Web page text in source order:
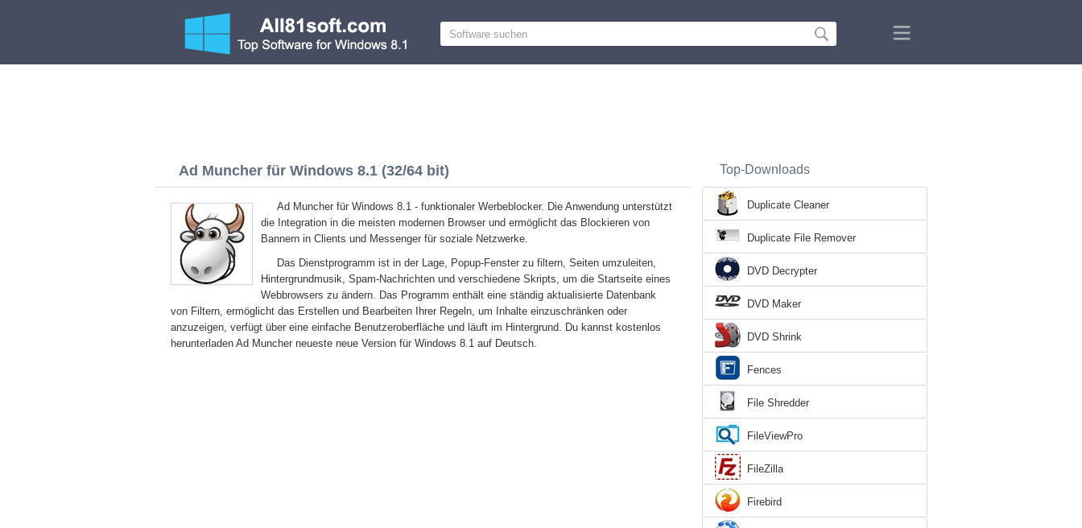
Ad Muncher für Windows 8.1 (32/64 bit)
Ad Muncher für Windows 8.1 - funktionaler Werbeblocker. Die Anwendung unterstützt
die Integration in die meisten modernen Browser und ermöglicht das Blockieren von
Bannern in Clients und Messenger für soziale Netzwerke.
Das Dienstprogramm ist in der Lage, Popup-Fenster zu filtern, Seiten umzuleiten,
Hintergrundmusik, Spam-Nachrichten und verschiedene Skripts, um die Startseite eines
Webbrowsers zu ändern. Das Programm enthält eine ständig aktualisierte Datenbank
von Filtern, ermöglicht das Erstellen und Bearbeiten Ihrer Regeln, um Inhalte einzuschränken oder
anzuzeigen, verfügt über eine einfache Benutzeroberfläche und läuft im Hintergrund. Du kannst kostenlos
herunterladen Ad Muncher neueste neue Version für Windows 8.1 auf Deutsch.
Top-Downloads
Duplicate Cleaner
Duplicate File Remover
DVD Decrypter
DVD Maker
DVD Shrink
Fences
File Shredder
FileViewPro
FileZilla
Firebird